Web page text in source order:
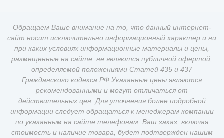
Обращаем Ваше внимание на то, что данный интернет-
сайт носит исключительно информационный характер и ни
при каких условиях информационные материалы и цены,
размещенные на сайте, не являются публичной офертой,
определяемой положениями Статей 435 и 437
Гражданского кодекса РФ Указанные цены являются
рекомендованными и могут отличаться от
действительных цен. Для уточнения более подробной
информации следует обращаться к менеджерам компании
по указанным на сайте телефонам. Ваш заказ, включая
стоимость и наличие товара, будет подтвержден нашим